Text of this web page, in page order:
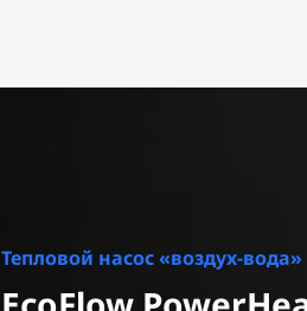
Тепловой насос «воздух-вода»